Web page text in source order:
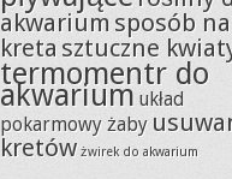
akwarium sposób na
kreta sztuczne
termomentr do
akwarium układ
pokarmowy żaby
kretów żwirek do akwarium